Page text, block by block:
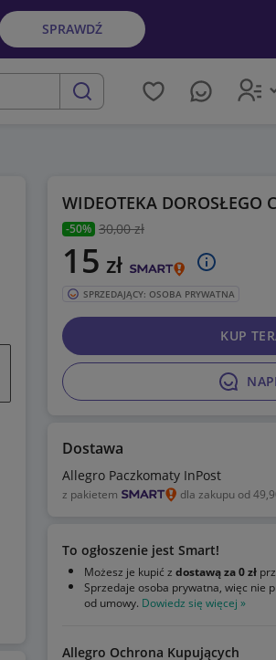
SPRAWDŹ
szukaj
WIDEOTEKA DOROSŁEGO
-50% 30,00 zł
15 zł
SPRZEDAJĄCY: OSOBA PRYWATNA
KUP
Dostawa
Allegro Paczkomaty InPost
z pakietem dla zakupu od
To ogłoszenie jest Smart!
Możesz je kupić z dostawą za 0 zł
Sprzedaje osoba prywatna, więc nie
od umowy. Dowiedz się więcej »
Allegro Ochrona Kupujących